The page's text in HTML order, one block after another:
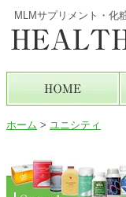
MLMサプリメント・化
ホーム > ユニシティ